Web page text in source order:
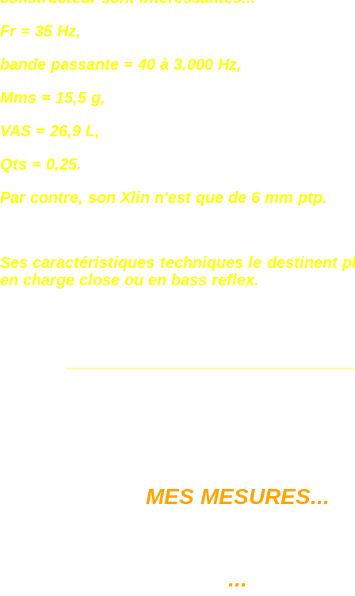
Fr = 35 Hz,
bande passante = 40 à 3.000 Hz,
Mms = 15,5 g,
VAS = 26,9 L,
Qts = 0,25.
Par contre, son Xlin n'est que de 6 mm ptp.
Ses caractéristiques techniques le destinent
en charge close ou en bass reflex.
MES MESURES...
...